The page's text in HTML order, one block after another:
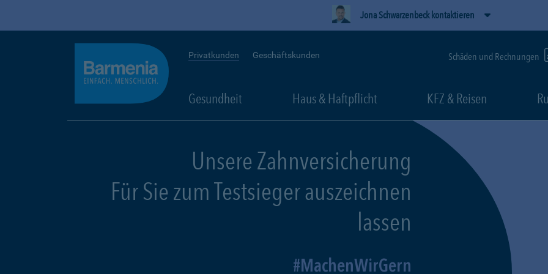
Jona Schwarzenbeck kontaktieren
Privatkunden Geschäftskunden Schäden und Rechnungen
Gesundheit Haus & Haftpflicht KFZ & Reisen
Unsere Zahnversicherung
Für Sie zum Testsieger auszeichnen
lassen
MachenWirGern